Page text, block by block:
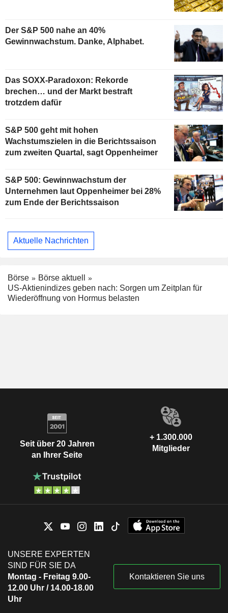
Der S&P 500 nahe an 40%
Gewinnwachstum. Danke, Alphabet.
Das SOXX-Paradoxon: Rekorde
brechen… und der Markt bestraft
trotzdem dafür
S&P 500 geht mit hohen
Wachstumszielen in die Berichtssaison
zum zweiten Quartal, sagt Oppenheimer
S&P 500: Gewinnwachstum der
Unternehmen laut Oppenheimer bei 28%
zum Ende der Berichtssaison
Aktuelle Nachrichten
Börse
Börse aktuell
US-Aktienindizes geben nach: Sorgen um Zeitplan für
Wiederöffnung von Hormus belasten
Seit über 20 Jahren
an Ihrer Seite
+ 1.300.000
Mitglieder
UNSERE EXPERTEN
SIND FÜR SIE DA
Montag - Freitag 9.00-
12.00 Uhr / 14.00-18.00
Uhr
Kontaktieren Sie uns